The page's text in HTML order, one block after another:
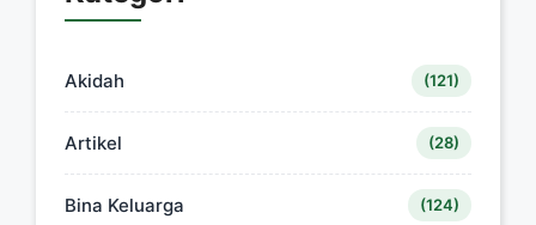
Akidah (121)
Artikel (28)
Bina Keluarga (124)